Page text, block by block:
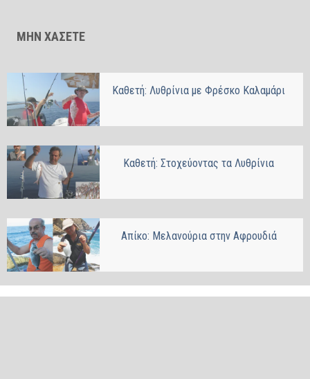
ΜΗΝ ΧΑΣΕΤΕ
Καθετή: Λυθρίνια με Φρέσκο Καλαμάρι
Καθετή: Στοχεύοντας τα Λυθρίνια
Απίκο: Μελανούρια στην Αφρουδιά